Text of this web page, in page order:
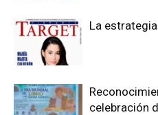
La
celebración